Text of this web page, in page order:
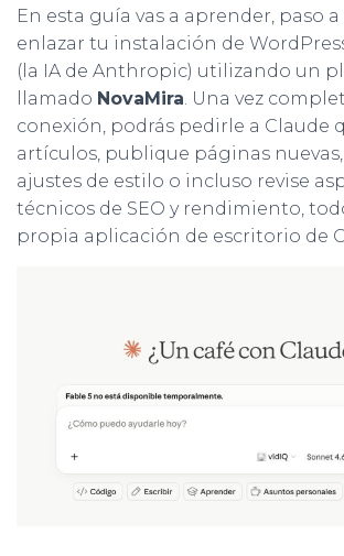
En esta guía vas a aprender, paso
enlazar tu instalación de
(la IA de Anthropic) utilizando un
llamado NovaMira . Una vez
conexión, podrás pedirle a Claude
artículos, publique páginas
ajustes de estilo o incluso revise
técnicos de SEO y rendimiento,
propia aplicación de escritorio de